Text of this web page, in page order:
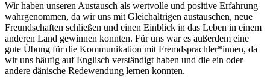
Wir haben unseren Austausch als wertvolle und positive Erfahrung
wahrgenommen, da wir uns mit Gleichaltrigen austauschen, neue
Freundschaften schließen und einen Einblick in das Leben in einem
anderen Land gewinnen konnten. Für uns war es außerdem eine
gute Übung für die Kommunikation mit Fremdsprachler*innen, da
wir uns häufig auf Englisch verständigt haben und die ein oder
andere dänische Redewendung lernen konnten.